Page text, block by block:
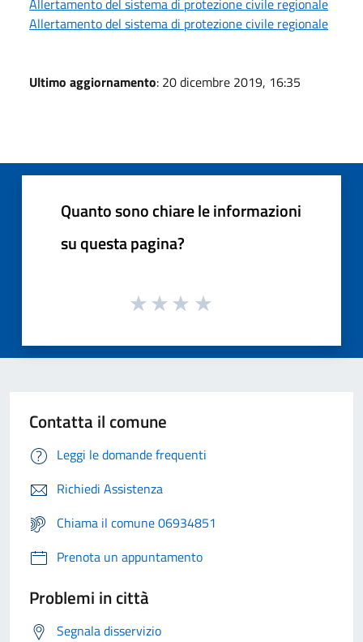
Allertamento del sistema di protezione civile regionale
Ultimo aggiornamento: 20 dicembre 2019, 16:35
Quanto sono chiare le informazioni
su questa pagina?
Contatta il comune
Leggi le domande frequenti
Richiedi Assistenza
Chiama il comune 06934851
Prenota un appuntamento
Problemi in città
Segnala disservizio